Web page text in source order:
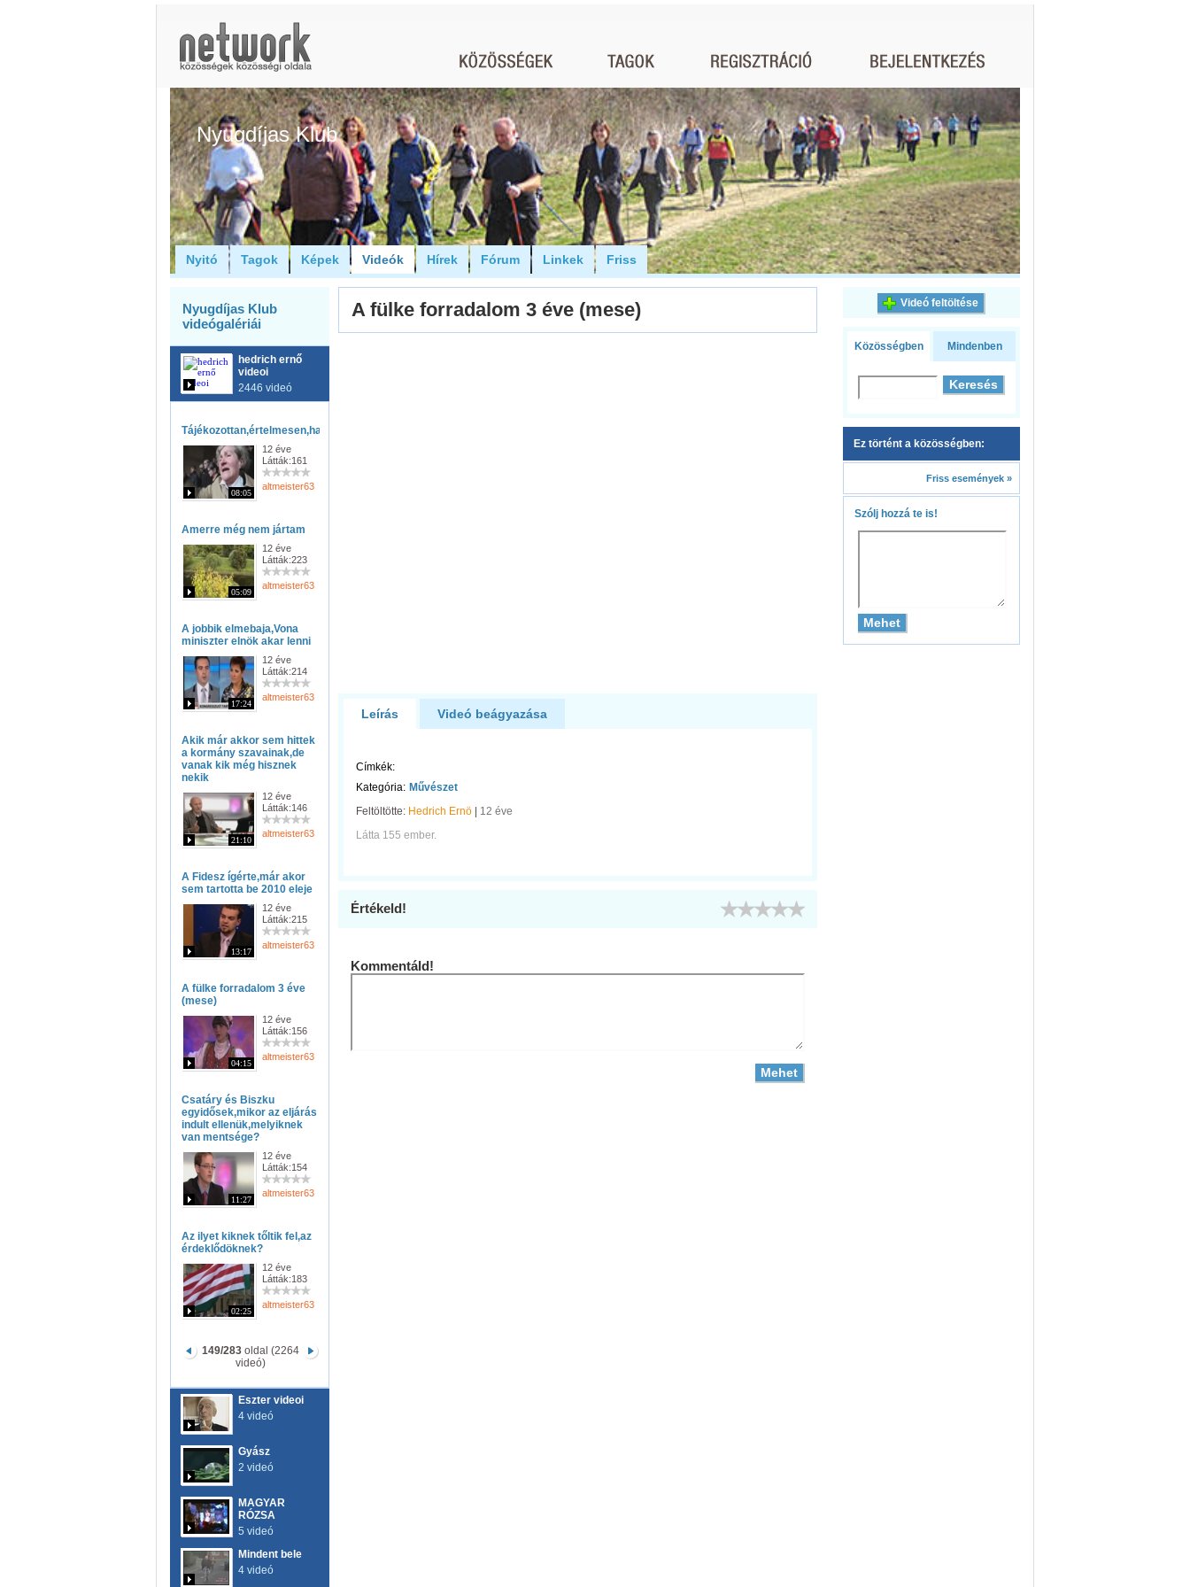
Nyugdíjas Klub
Nyitó Tagok Képek Videók Hírek Fórum Linkek Friss
Nyugdíjas Klub
videógalériái
hedrich ernő
videoi
2446 videó
Tájékozottan,értelmesen,hazugságok,nélkűl
08:05
12 éve
Látták:161
altmeister63
Amerre még nem jártam
05:09
12 éve
Látták:223
altmeister63
A jobbik elmebaja,Vona
miniszter elnök akar lenni
17:24
12 éve
Látták:214
altmeister63
Akik már akkor sem hittek
a kormány szavainak,de
vanak kik még hisznek
nekik
21:10
12 éve
Látták:146
altmeister63
A Fidesz ígérte,már akor
sem tartotta be 2010 eleje
13:17
12 éve
Látták:215
altmeister63
A fülke forradalom 3 éve
(mese)
04:15
12 éve
Látták:156
altmeister63
Csatáry és Biszku
egyidősek,mikor az eljárás
indult ellenük,melyiknek
van mentsége?
11:27
12 éve
Látták:154
altmeister63
Az ilyet kiknek tőltik fel,az
érdeklődöknek?
02:25
12 éve
Látták:183
altmeister63
149/283 oldal (2264
videó)
Eszter videoi
4 videó
Gyász
2 videó
MAGYAR
RÓZSA
5 videó
Mindent bele
4 videó
A fülke forradalom 3 éve (mese)
Leírás Videó beágyazása
Címkék:
Kategória: Művészet
Feltöltötte: Hedrich Ernö
12 éve
Látta 155 ember.
Értékeld!
Kommentáld!
Videó feltöltése
Közösségben Mindenben
Ez történt a közösségben:
Friss események »
Szólj hozzá te is!